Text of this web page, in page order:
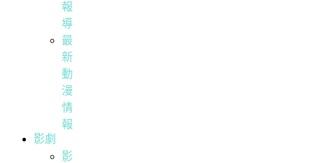
報
導
最
新
動
漫
情
報
影劇
影